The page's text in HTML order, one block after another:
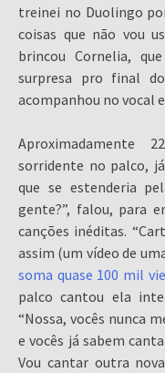
treinei no Duolingo
coisas que não vou
brincou Cornelia,
surpresa pro final
acompanhou no vocal
Aproximadamente
sorridente no palco,
que se estenderia
gente?”, falou, para
canções inéditas.
assim (um vídeo de
soma quase 100 mil
palco cantou ela
“Nossa, vocês nunca
e vocês já sabem
Vou cantar outra